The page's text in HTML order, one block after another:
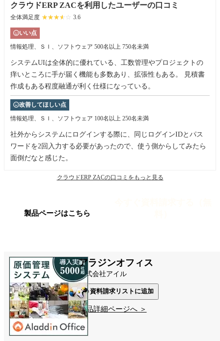
クラウドERP ZACを利用したユーザーの口コミ
全体満足度 ☆☆☆☆☆
★★★★★ 3.6
いい点
情報処理、ＳＩ、ソフトウェア 500名以上 750名未満
システムUIは全体的に優れている、工数管理やプロジェクトの
痒いところに手が届く機能も多数あり、拡張性もある。 見積書
作成もある程度融通が利く仕様になっている。
改善してほしい点
情報処理、ＳＩ、ソフトウェア 100名以上 250名未満
社外からシステムにログインする際に、同じログインIDとパス
ワードを2回入力する必要があったので、使う側からしてみたら
面倒だなと感じた。
クラウドERP ZACの口コミをもっと見る
製品ページはこちら
アラジンオフィス
株式会社アイル
資料請求リストに追加
製品詳細ページへ ＞